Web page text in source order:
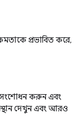
প্রভাবিত করে,
সংশোধন করুন এবং
দেখুন এবং আরও